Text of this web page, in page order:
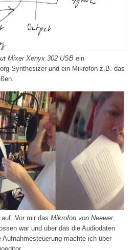
Mixer Xenyx 302 USB ein
Synthesizer und ein Mikrofon z.B. das
Vor mir das Mikrofon von Neewer,
war und über das die Audiodaten
Aufnahmesteuerung machte ich über